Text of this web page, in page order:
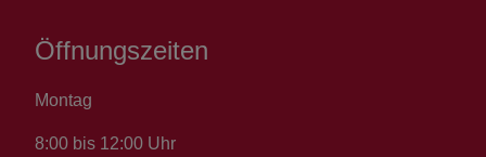
Öffnungszeiten
Montag
8:00 bis 12:00 Uhr